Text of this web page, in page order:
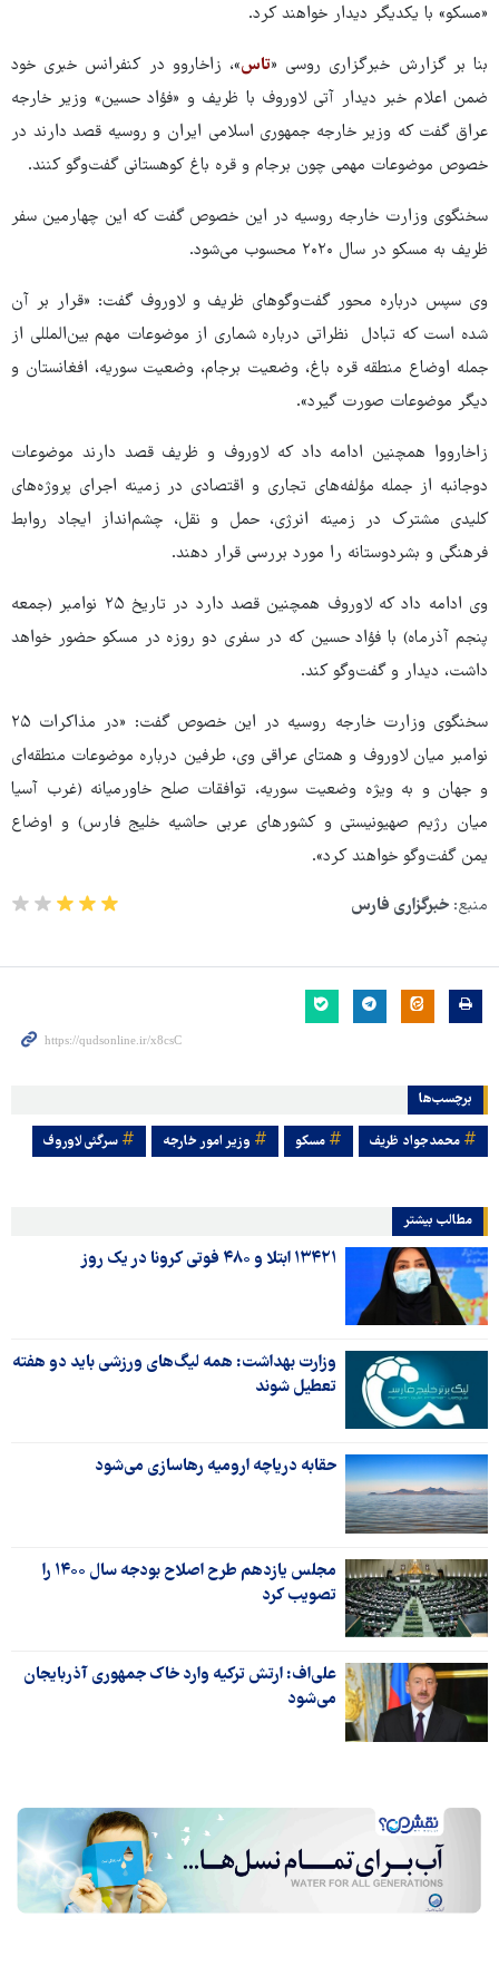
«مسکو» با یکدیگر دیدار خواهند کرد.
بنا بر گزارش خبرگزاری روسی «تاس»، زاخاروو در کنفرانس خبری خود
ضمن اعلام خبر دیدار آتی لاوروف با ظریف و «فؤاد حسین» وزیر خارجه
عراق گفت که وزیر خارجه جمهوری اسلامی ایران و روسیه قصد دارند در
خصوص موضوعات مهمی چون برجام و قره باغ کوهستانی گفت‌وگو کنند.
سخنگوی وزارت خارجه روسیه در این خصوص گفت که این چهارمین سفر
ظریف به مسکو در سال ۲۰۲۰ محسوب می‌شود.
وی سپس درباره محور گفت‌وگوهای ظریف و لاوروف گفت: «قرار بر آن
شده است که تبادل نظراتی درباره شماری از موضوعات مهم بین‌المللی از
جمله اوضاع منطقه قره باغ، وضعیت برجام، وضعیت سوریه، افغانستان و
دیگر موضوعات صورت گیرد».
زاخارووا همچنین ادامه داد که لاوروف و ظریف قصد دارند موضوعات
دوجانبه از جمله مؤلفه‌های تجاری و اقتصادی در زمینه اجرای پروژه‌های
کلیدی مشترک در زمینه انرژی، حمل و نقل، چشم‌انداز ایجاد روابط
فرهنگی و بشردوستانه را مورد بررسی قرار دهند.
وی ادامه داد که لاوروف همچنین قصد دارد در تاریخ ۲۵ نوامبر (جمعه
پنجم آذرماه) با فؤاد حسین که در سفری دو روزه در مسکو حضور خواهد
داشت، دیدار و گفت‌وگو کند.
سخنگوی وزارت خارجه روسیه در این خصوص گفت: «در مذاکرات ۲۵
نوامبر میان لاوروف و همتای عراقی وی، طرفین درباره موضوعات منطقه‌ای
و جهان و به ویژه وضعیت سوریه، توافقات صلح خاورمیانه (غرب آسیا
میان رژیم صهیونیستی و کشورهای عربی حاشیه خلیج فارس) و اوضاع
یمن گفت‌وگو خواهند کرد».
منبع: خبرگزاری فارس
برچسب‌ها
محمدجواد ظریف مسکو وزیر امور خارجه سرگئی لاوروف
مطالب بیشتر
۱۳۴۲۱ ابتلا و ۴۸۰ فوتی کرونا در یک روز
وزارت بهداشت: همه لیگ‌های ورزشی باید دو هفته
تعطیل شوند
حقابه دریاچه ارومیه رهاسازی می‌شود
مجلس یازدهم طرح اصلاح بودجه سال ۱۴۰۰ را
تصویب کرد
علی‌اف: ارتش ترکیه وارد خاک جمهوری آذربایجان
می‌شود